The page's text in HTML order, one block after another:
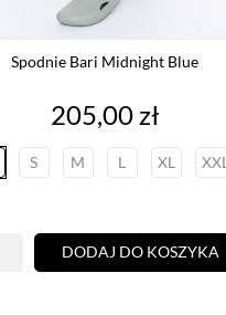
Spodnie Bari Midnight Blue
Cena
205,00 zł
S M L XL XXL
DODAJ DO KOSZYKA